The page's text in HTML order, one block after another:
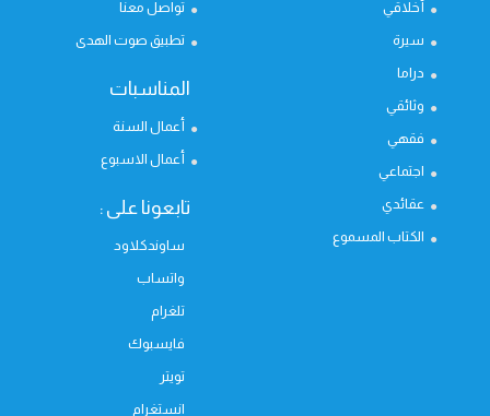
أخلاقي
سيرة
دراما
وثائقي
فقهي
اجتماعي
عقائدي
الكتاب المسموع
تواصل معنا
تطبيق صوت الهدى
المناسبات
أعمال السنة
أعمال الاسبوع
تابعونا على :
ساوندكلاود
واتساب
تلغرام
فايسبوك
تويتر
انستغرام